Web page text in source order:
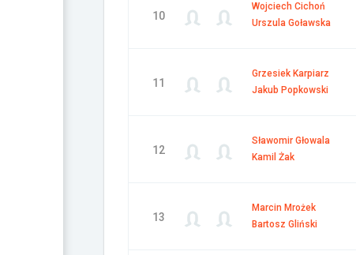
10
Wojciech Cichoń
Urszula Goławska
11
Grzesiek Karpiarz
Jakub Popkowski
12
Sławomir Głowala
Kamil Żak
13
Marcin Mrożek
Bartosz Gliński